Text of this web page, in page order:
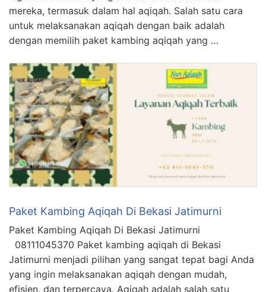
mereka, termasuk dalam hal aqiqah. Salah satu cara
untuk melaksanakan aqiqah dengan baik adalah
dengan memilih paket kambing aqiqah yang …
Paket Kambing Aqiqah Di Bekasi Jatimurni
Paket Kambing Aqiqah Di Bekasi Jatimurni
08111045370 Paket kambing aqiqah di Bekasi
Jatimurni menjadi pilihan yang sangat tepat bagi Anda
yang ingin melaksanakan aqiqah dengan mudah,
efisien, dan terpercaya. Aqiqah adalah salah satu